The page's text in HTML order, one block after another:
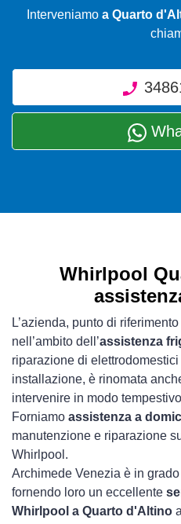
Interveniamo a Quarto
Whirlpool
L’azienda, punto di
nell’ambito dell’assistenza
riparazione di
installazione, è rinomata
intervenire in modo
Forniamo assistenza a
manutenzione e riparazione
Whirlpool.
Archimede Venezia è in
fornendo loro un eccellente
Whirlpool a Quarto d'Altino